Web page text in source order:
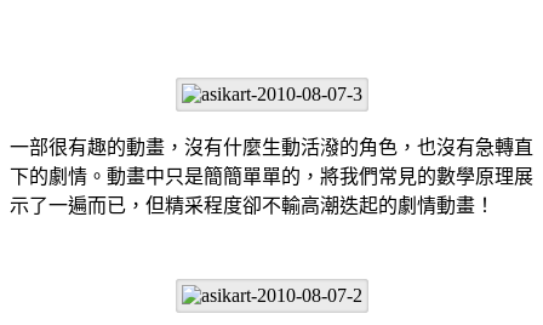
一部很有趣的動畫，沒有什麼生動活潑的角色，也沒有急轉直
下的劇情。動畫中只是簡簡單單的，將我們常見的數學原理展
示了一遍而已，但精采程度卻不輸高潮迭起的劇情動畫！